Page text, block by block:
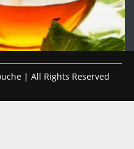
| All Rights Reserved